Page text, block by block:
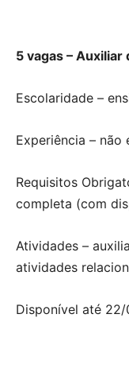
5 vagas – Auxiliar
Escolaridade –
Experiência – não
Requisitos
completa (com
Atividades –
atividades
Disponível até